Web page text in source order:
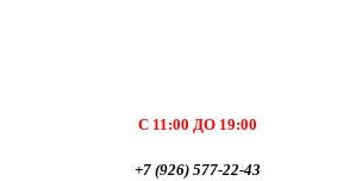
С 11:00 ДО 19:00
+7 (926) 577-22-43